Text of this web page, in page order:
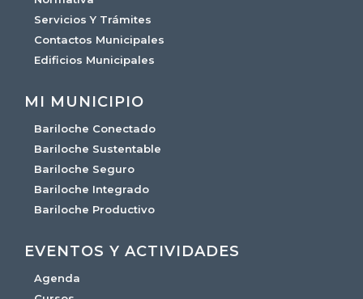
Servicios Y Trámites
Contactos Municipales
Edificios Municipales
MI MUNICIPIO
Bariloche Conectado
Bariloche Sustentable
Bariloche Seguro
Bariloche Integrado
Bariloche Productivo
EVENTOS Y ACTIVIDADES
Agenda